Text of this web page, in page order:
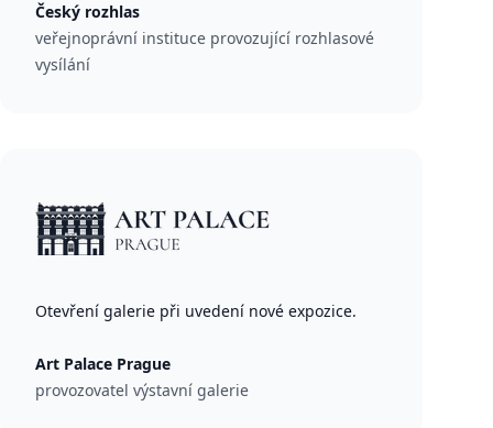
Český rozhlas
veřejnoprávní instituce provozující rozhlasové
vysílání
Otevření galerie při uvedení nové expozice.
Art Palace Prague
provozovatel výstavní galerie